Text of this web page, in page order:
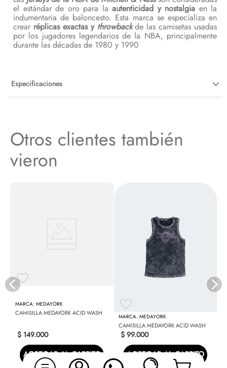
el estándar de oro para la autenticidad y nostalgia en la
indumentaria de baloncesto. Esta marca se especializa en
crear réplicas exactas y throwbackde las camisetas usadas
por los jugadores legendarios de la NBA, principalmente
durante las décadas de 1980 y 1990
Especificaciones
Otros clientes también
vieron
MEDAYORK
CAMISILLA MEDAYORK ACID WASH
$ 149.000
AGREGAR AL CARRITO
MEDAYORK
CAMISILLA MEDAYORK ACID WASH
$ 99.000
AGREGAR AL CARRITO